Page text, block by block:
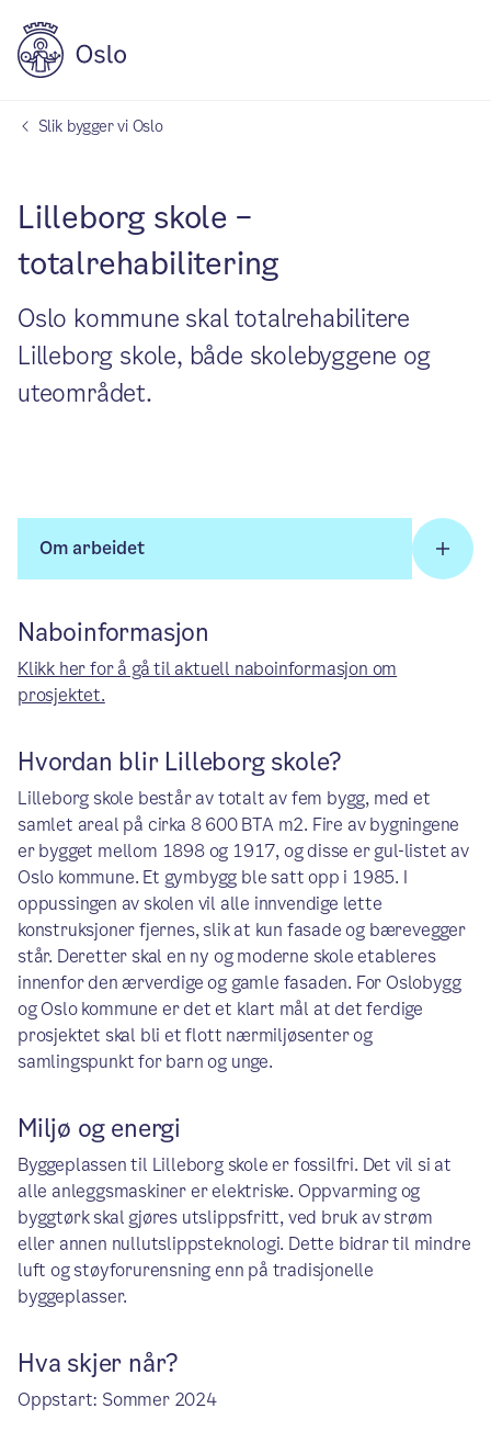
Slik bygger vi Oslo
Lilleborg skole –
totalrehabilitering
Oslo kommune skal totalrehabilitere
Lilleborg skole, både skolebyggene og
uteområdet.
Om arbeidet
Naboinformasjon
Klikk her for å gå til aktuell naboinformasjon om
prosjektet.
Hvordan blir Lilleborg skole?
Lilleborg skole består av totalt av fem bygg, med et
samlet areal på cirka 8 600 BTA m2. Fire av bygningene
er bygget mellom 1898 og 1917, og disse er gul-listet av
Oslo kommune. Et gymbygg ble satt opp i 1985. I
oppussingen av skolen vil alle innvendige lette
konstruksjoner fjernes, slik at kun fasade og bærevegger
står. Deretter skal en ny og moderne skole etableres
innenfor den ærverdige og gamle fasaden. For Oslobygg
og Oslo kommune er det et klart mål at det ferdige
prosjektet skal bli et flott nærmiljøsenter og
samlingspunkt for barn og unge.
Miljø og energi
Byggeplassen til Lilleborg skole er fossilfri. Det vil si at
alle anleggsmaskiner er elektriske. Oppvarming og
byggtørk skal gjøres utslippsfritt, ved bruk av strøm
eller annen nullutslippsteknologi. Dette bidrar til mindre
luft og støyforurensning enn på tradisjonelle
byggeplasser.
Hva skjer når?
Oppstart: Sommer 2024